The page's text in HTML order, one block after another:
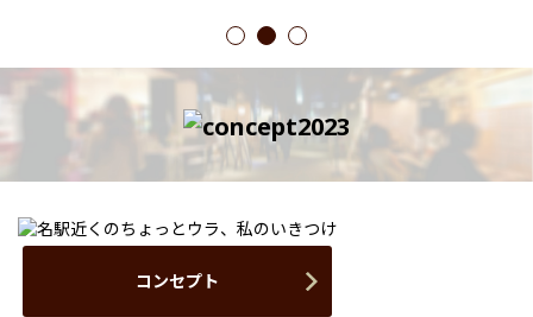
1 2 3
コンセプト